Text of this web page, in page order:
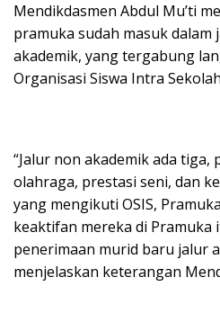
Mendikdasmen Abdul Mu’ti
pramuka sudah masuk
akademik, yang tergabung
Organisasi Siswa Intra Sekolah
“Jalur non akademik ada tiga,
olahraga, prestasi seni, dan
yang mengikuti OSIS,
keaktifan mereka di Pramuka
penerimaan murid baru jalur
menjelaskan keterangan